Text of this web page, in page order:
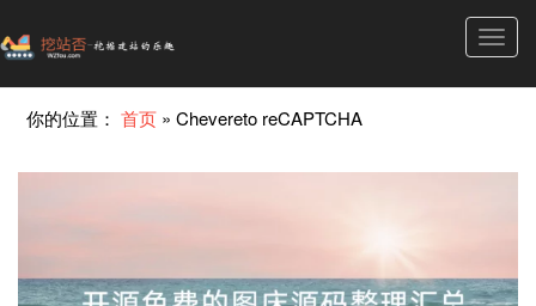
你的位置：首页 »Chevereto reCAPTCHA